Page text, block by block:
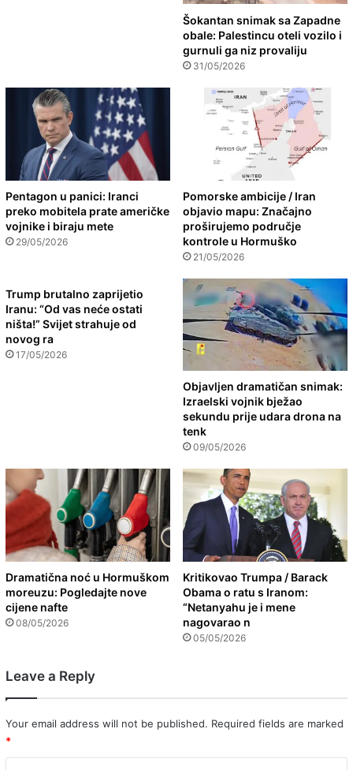
Šokantan snimak sa Zapadne
obale: Palestincu oteli vozilo i
gurnuli ga niz provaliju
31/05/2026
Pentagon u panici: Iranci
preko mobitela prate američke
vojnike i biraju mete
29/05/2026
Pomorske ambicije / Iran
objavio mapu: Značajno
proširujemo područje
kontrole u Hormuško
21/05/2026
Trump brutalno zaprijetio
Iranu: “Od vas neće ostati
ništa!” Svijet strahuje od
novog ra
17/05/2026
Objavljen dramatičan snimak:
Izraelski vojnik bježao
sekundu prije udara drona na
tenk
09/05/2026
Dramatična noć u Hormuškom
moreuzu: Pogledajte nove
cijene nafte
08/05/2026
Kritikovao Trumpa / Barack
Obama o ratu s Iranom:
“Netanyahu je i mene
nagovarao n
05/05/2026
Leave a Reply
Your email address will not be published. Required fields are marked
*